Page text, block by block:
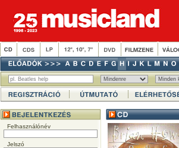
Felhasználónév
Jelszó